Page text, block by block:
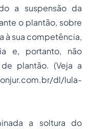
a suspensão da
o plantão, sobre
à sua competência,
e, portanto, não
plantão. (Veja a
dl/lula-
a soltura do